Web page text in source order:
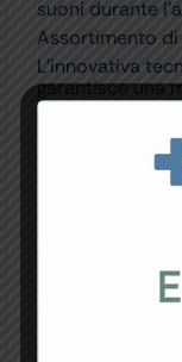
suoni durante
Assortimento
L’innovativa
garantisce una
resistenza alla
– padiglione a
con anello
– archetto
inserita nella
– olive in
massimo confort
– lira in PVC Ø